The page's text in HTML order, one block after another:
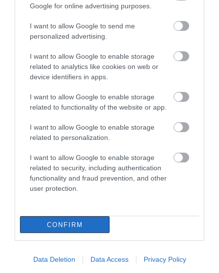
Google for online advertising purposes.
I want to allow Google to send me
personalized advertising.
I want to allow Google to enable storage
related to analytics like cookies on web or
device identifiers in apps.
I want to allow Google to enable storage
related to functionality of the website or app.
I want to allow Google to enable storage
related to personalization.
I want to allow Google to enable storage
related to security, including authentication
functionality and fraud prevention, and other
user protection.
CONFIRM
Data Deletion Data Access Privacy Policy
Αγροτικές ενισχύσεις: Ποιοι θα
προκαταβολές
08.08.2026 | 18:00
Σε πελάγη ευτυχίας
αντιδήμαρχος στην Εύβοια! Έγινε
για τρίτη φορά παππούς!
Ευρυδίκη Βαλαβάνη: Οι
Εύβοια! Δείτε σε ποια παραλία
08.08.2026 | 17:20
«Κόκκινος» συναγερμός στην
Εύβοια: Red Code αύριο Κυριακή –
Αυξημένη ετοιμότητα παντού
08.08.2026 | 17:00
Ρόδος: Έγραψαν 80χρονη για
08.08.2026 | 16:40
παράνομες χωματερές
– Έρχονται πρόστιμα
χωρίς εξαιρέσεις
Εύβοια: Η μαύρη
επέτειος της
καταστροφικής
Εύβοια: Πότε θα γίνει ο
καθιερωμένος έρανος
Κάνεις δεν ξεχνά τι